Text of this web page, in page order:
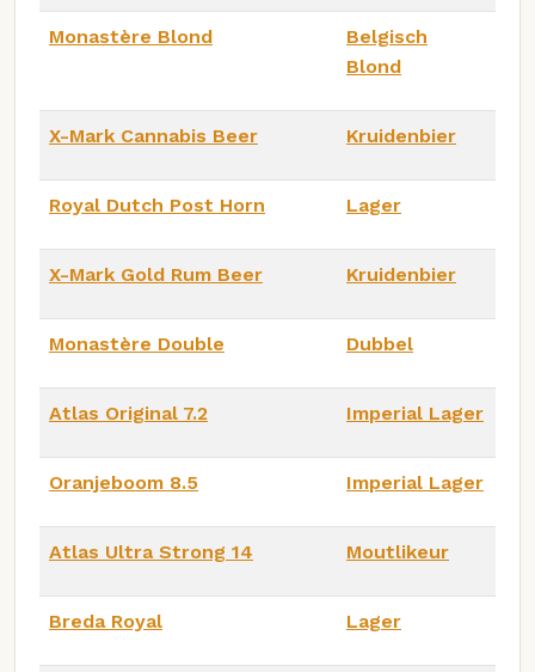
Monastère Blond
Belgisch
Blond
X-Mark Cannabis Beer Kruidenbier
Royal Dutch Post Horn Lager
X-Mark Gold Rum Beer Kruidenbier
Monastère Double Dubbel
Atlas Original 7.2 Imperial Lager
Oranjeboom 8.5 Imperial Lager
Atlas Ultra Strong 14 Moutlikeur
Breda Royal Lager